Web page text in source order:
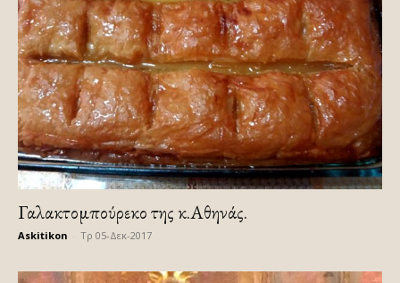
Γαλακτομπούρεκο της κ.Αθηνάς.
Askitikon Τρ 05-Δεκ-2017